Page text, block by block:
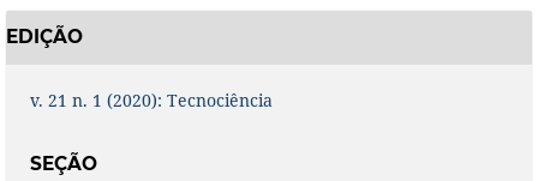
EDIÇÃO
v. 21 n. 1 (2020): Tecnociência
SEÇÃO